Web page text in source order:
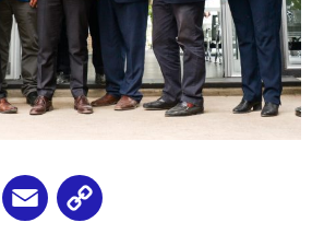
WhatsApp
Email